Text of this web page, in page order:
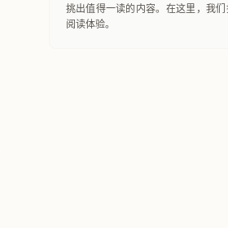
挑出值得一读的内容。在这里，我
阅读体验。